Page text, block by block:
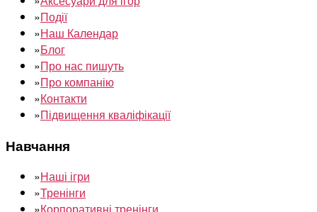
»Події
»Наш Календар
»Блог
»Про нас пишуть
»Про компанію
»Контакти
»Підвищення кваліфікації
Навчання
»Наші ігри
»Тренінги